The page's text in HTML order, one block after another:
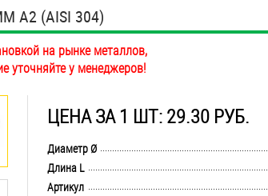
А2 (AISI 304)
на рынке металлов,
уточняйте у менеджеров!
ЦЕНА ЗА 1 ШТ: 29.30 РУБ.
Диаметр Ø
Длина L
Артикул